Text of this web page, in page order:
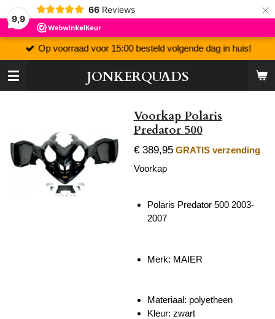
9,9
66 Reviews ×
JONKERQUADS
Op voorraad voor 15:00 besteld volgende dag in huis!
Voorkap Polaris
Predator 500
€ 389,95 GRATIS verzending
Voorkap
Polaris Predator 500 2003-
2007
Merk: MAIER
Materiaal: polyetheen
Kleur: zwart